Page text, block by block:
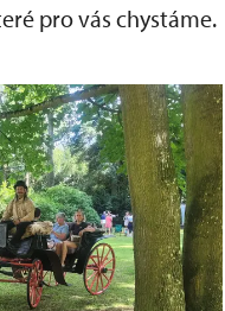
pro vás chystáme.